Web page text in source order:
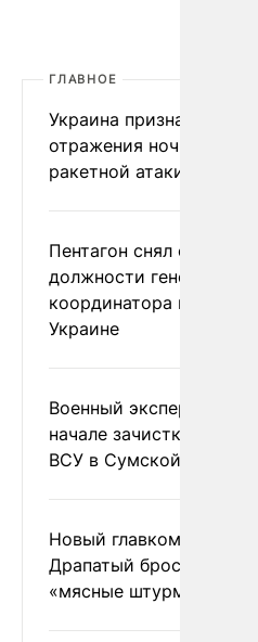
ГЛАВНОЕ
Украина признала
отражения ночной
ракетной атаки
Пентагон снял с
должности генерала-
координатора помощи
Украине
Военный эксперт
начале зачистки
ВСУ в Сумской области
Новый главком ВСУ
Драпатый бросил
«мясные штурмы»